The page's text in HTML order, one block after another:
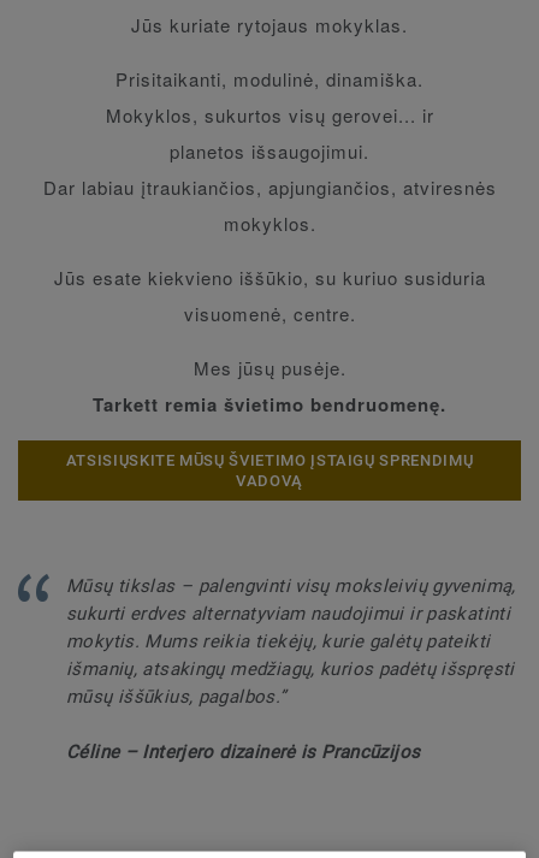
Jūs kuriate rytojaus mokyklas.
Prisitaikanti, modulinė, dinamiška.
Mokyklos, sukurtos visų gerovei... ir
planetos išsaugojimui.
Dar labiau įtraukiančios, apjungiančios, atviresnės
mokyklos.
Jūs esate kiekvieno iššūkio, su kuriuo susiduria
visuomenė, centre.
Mes jūsų pusėje.
Tarkett remia švietimo bendruomenę.
ATSISIŲSKITE MŪSŲ ŠVIETIMO ĮSTAIGŲ SPRENDIMŲ
VADOVĄ
Mūsų tikslas – palengvinti visų moksleivių gyvenimą,
sukurti erdves alternatyviam naudojimui ir paskatinti
mokytis. Mums reikia tiekėjų, kurie galėtų pateikti
išmanių, atsakingų medžiagų, kurios padėtų išspręsti
mūsų iššūkius, pagalbos.”
Céline – Interjero dizainerė is Prancūzijos